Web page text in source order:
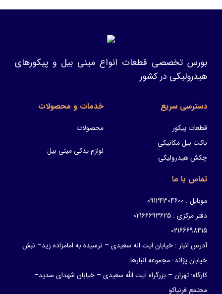
بورس تخصصی قطعات انواع مینی بیل و پیکورهای
هیدرولیکی در کشور
دسترسی سریع
قطعات پیکور
باکت بیل مکانیکی
چکش هیدرولیکی
خدمات و محصولات
محصولات
لوازم یدکی مینی بیل
تماس با ما
موبایل : 09124304600
دفتر مرکزی : 02166693625
02166698415
آدرس انبار : خیابان ایت اله سعیدی – نرسیده به امامزاده زید– نبش
خیابان پژاند- مجموعه انبارها
کارگاه: تهران – بزرگراه آیت الله سعیدی – خیابان شهدای سدید–
مجتمع فرنیاکو